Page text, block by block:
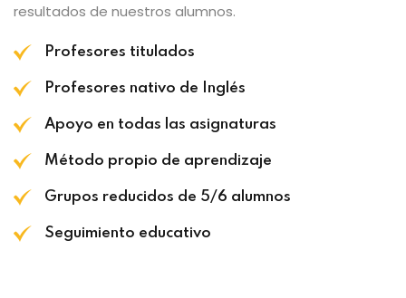
resultados de nuestros alumnos.
Profesores titulados
Profesores nativo de Inglés
Apoyo en todas las asignaturas
Método propio de aprendizaje
Grupos reducidos de 5/6 alumnos
Seguimiento educativo